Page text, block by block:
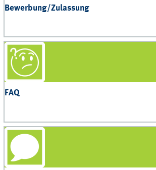
Bewerbung/Zulassung
FAQ